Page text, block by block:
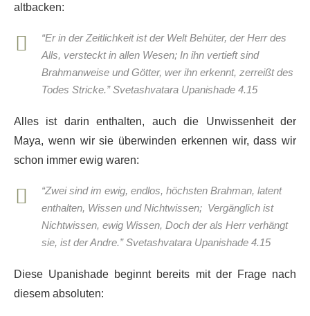
altbacken:
“Er in der Zeitlichkeit ist der Welt Behüter, der Herr des
Alls, versteckt in allen Wesen; In ihn vertieft sind
Brahmanweise und Götter, wer ihn erkennt, zerreißt des
Todes Stricke.” Svetashvatara Upanishade 4.15
Alles ist darin enthalten, auch die Unwissenheit der
Maya, wenn wir sie überwinden erkennen wir, dass wir
schon immer ewig waren:
“Zwei sind im ewig, endlos, höchsten Brahman, latent
enthalten, Wissen und Nichtwissen; Vergänglich ist
Nichtwissen, ewig Wissen, Doch der als Herr verhängt
sie, ist der Andre.”Svetashvatara Upanishade 4.15
Diese Upanishade beginnt bereits mit der Frage nach
diesem absoluten: